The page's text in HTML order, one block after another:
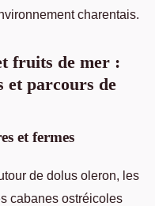
charentais.
fruits de mer :
et parcours de
et fermes
de dolus oleron, les
cabanes ostréicoles